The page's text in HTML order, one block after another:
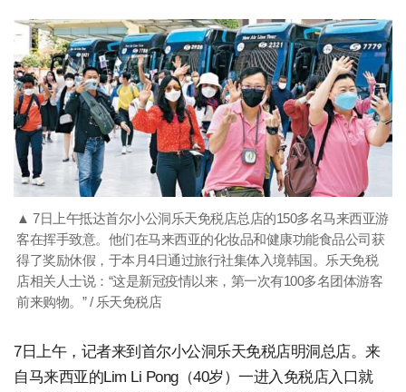
▲ 7日上午抵达首尔小公洞乐天免税店总店的150多名马来西亚游
客在挥手致意。他们在马来西亚的化妆品和健康功能食品公司获
得了奖励休假，于本月4日通过旅行社集体入境韩国。乐天免税
店相关人士说：“这是新冠疫情以来，第一次有100多名团体游客
前来购物。” / 乐天免税店
7日上午，记者来到首尔小公洞乐天免税店明洞总店。来
自马来西亚的Lim Li Pong（40岁）一进入免税店入口就